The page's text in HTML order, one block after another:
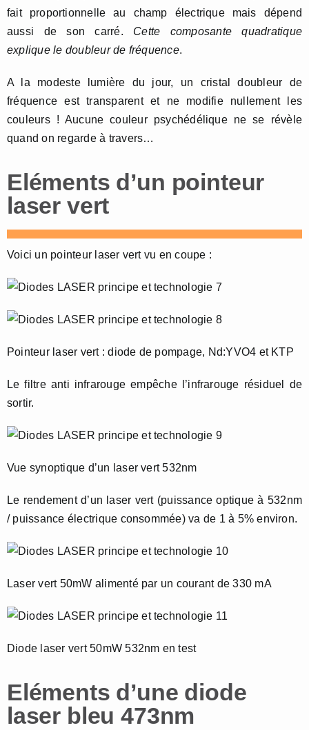
fait proportionnelle au champ électrique mais dépend
aussi de son carré. Cette composante quadratique
explique le doubleur de fréquence.
A la modeste lumière du jour, un cristal doubleur de
fréquence est transparent et ne modifie nullement les
couleurs ! Aucune couleur psychédélique ne se révèle
quand on regarde à travers…
Eléments d’un pointeur
laser vert
Voici un pointeur laser vert vu en coupe :
Pointeur laser vert : diode de pompage, Nd:YVO4 et KTP
Le filtre anti infrarouge empêche l’infrarouge résiduel de
sortir.
Vue synoptique d’un laser vert 532nm
Le rendement d’un laser vert (puissance optique à 532nm
/ puissance électrique consommée) va de 1 à 5% environ.
Laser vert 50mW alimenté par un courant de 330 mA
Diode laser vert 50mW 532nm en test
Eléments d’une diode
laser bleu 473nm